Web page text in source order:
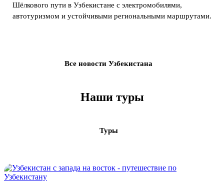
Шёлкового пути в Узбекистане с электромобилями,
автотуризмом и устойчивыми региональными маршрутами.
Все новости Узбекистана
Наши туры
Туры